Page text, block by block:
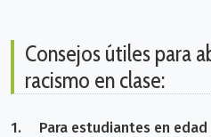
Consejos útiles para
racismo en clase:
1. Para estudiantes en